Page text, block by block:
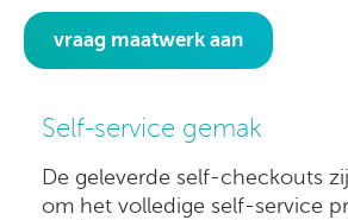
vraag maatwerk aan
Self-service gemak
De geleverde self-checkouts
om het volledige self-service